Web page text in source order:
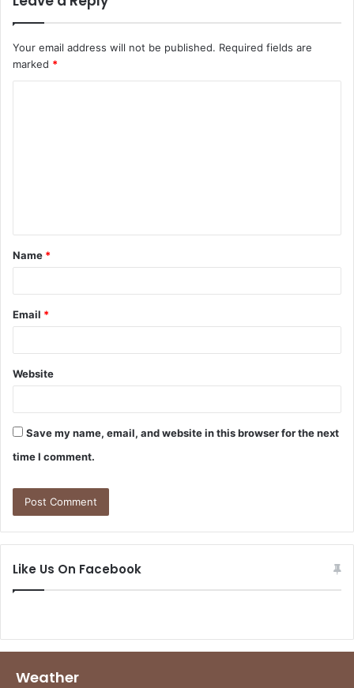
Your email address will not be published. Required fields are
marked *
t
*
Name *
Email *
Website
Save my name, email, and website in this browser for the next
time I comment.
Like Us On Facebook
Weather